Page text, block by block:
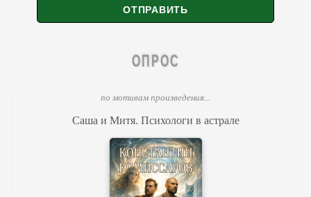
ОПРОС
по мотивам произведения...
Саша и Митя. Психологи в астрале